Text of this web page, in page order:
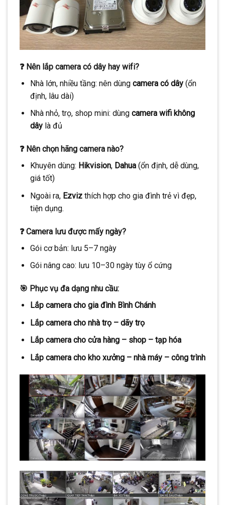
❓ Nên lắp camera có dây hay wifi?
Nhà lớn, nhiều tầng: nên dùng camera có dây(ổn
định, lâu dài)
Nhà nhỏ, trọ, shop mini: dùng camera wifi không
dâylà đủ
❓ Nên chọn hãng camera nào?
Khuyên dùng: Hikvision, Dahua(ổn định, dễ dùng,
giá tốt)
Ngoài ra, Ezvizthích hợp cho gia đình trẻ vì đẹp,
tiện dụng.
❓ Camera lưu được mấy ngày?
Gói cơ bản: lưu 5–7 ngày
Gói nâng cao: lưu 10–30 ngày tùy ổ cứng
🎯 Phục vụ đa dạng nhu cầu:
Lắp camera cho gia đình Bình Chánh
Lắp camera cho nhà trọ – dãy trọ
Lắp camera cho cửa hàng – shop – tạp hóa
Lắp camera cho kho xưởng – nhà máy – công trình